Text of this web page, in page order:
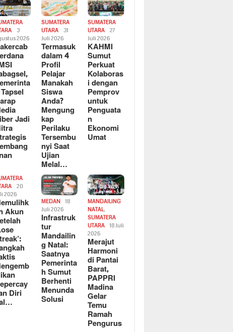
3
2026
Jadi
SUMATERA
UTARA
31
Juli 2026
Termasuk
dalam 4
Profil
Pelajar
Manakah
Siswa
Anda?
Mengung
kap
Perilaku
Tersembu
nyi Saat
Ujian
Melal…
SUMATERA
UTARA
27
Juli 2026
KAHMI
Sumut
Perkuat
Kolaboras
i dengan
Pemprov
untuk
Penguata
n
Ekonomi
Umat
20
2026
Akun
Diri
MEDAN
18
Juli 2026
Infrastruk
tur
Mandailin
g Natal:
Saatnya
Pemerinta
h Sumut
Berhenti
Menunda
Solusi
MANDAILING
NATAL,
SUMATERA
UTARA
18 Juli
2026
Merajut
Harmoni
di Pantai
Barat,
PAPPRI
Madina
Gelar
Temu
Ramah
Pengurus